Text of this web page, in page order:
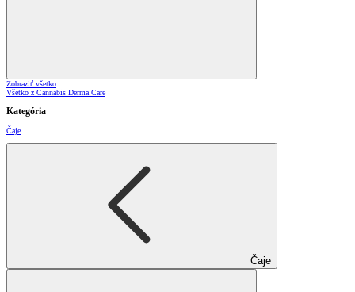
Zobraziť všetko
Všetko z Cannabis Derma Care
Kategória
Čaje
Čaje